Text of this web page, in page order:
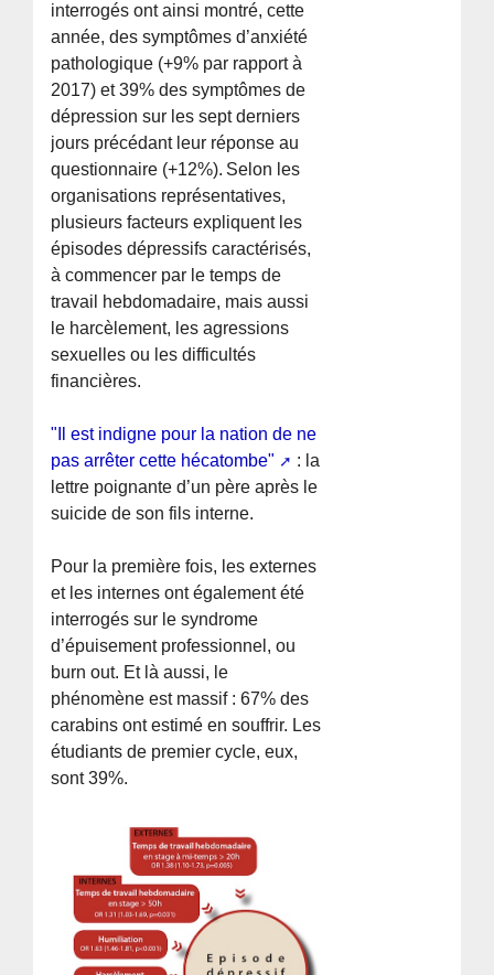
interrogés ont ainsi montré, cette
année, des symptômes d’anxiété
pathologique (+9% par rapport à
2017) et 39% des symptômes de
dépression sur les sept derniers
jours précédant leur réponse au
questionnaire (+12%). Selon les
organisations représentatives,
plusieurs facteurs expliquent les
épisodes dépressifs caractérisés,
à commencer par le temps de
travail hebdomadaire, mais aussi
le harcèlement, les agressions
sexuelles ou les difficultés
financières.
"Il est indigne pour la nation de ne
pas arrêter cette hécatombe"
: la
lettre poignante d’un père après le
suicide de son fils interne.
Pour la première fois, les externes
et les internes ont également été
interrogés sur le syndrome
d’épuisement professionnel, ou
burn out. Et là aussi, le
phénomène est massif : 67% des
carabins ont estimé en souffrir. Les
étudiants de premier cycle, eux,
sont 39%.